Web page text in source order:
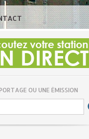
OU UNE ÉMISSION